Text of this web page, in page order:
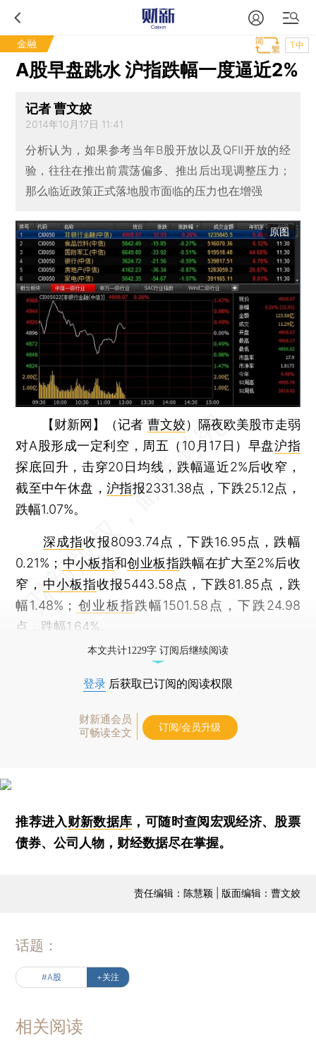
金融 T中
A股早盘跳水 沪指跌幅一度逼近2%
记者 曹文姣
2014年10月17日 11:41
分析认为，如果参考当年B股开放以及QFII开放的经
验，往往在推出前震荡偏多、推出后出现调整压力；
那么临近政策正式落地股市面临的压力也在增强
原图
【财新网】（记者 曹文姣） 隔夜欧美股市走弱
对A股形成一定利空，周五（10月17日）早盘沪指
探底回升，击穿20日均线，跌幅逼近2%后收窄，
截至中午休盘， 沪指报2331.38点，下跌25.12点，
跌幅1.07%。
深成指收报8093.74点，下跌16.95点，跌幅
0.21%； 中小板指和创业板指跌幅在扩大至2%后收
窄， 中小板指收报5443.58点，下跌81.85点，跌
幅1.48%； 创业板指跌幅1501.58点，下跌24.98
点，跌幅1.64%。
本文共计1229字 订阅后继续阅读
登录 后获取已订阅的阅读权限
财新通会员
可畅读全文
订阅/会员升级
推荐进入财新数据库 ，可随时查阅宏观经济、股票
债券、公司人物，财经数据尽在掌握。
责任编辑：陈慧颖 | 版面编辑：曹文姣
话题：
#A股 +关注
相关阅读